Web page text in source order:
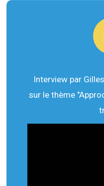
Interview par
sur le thème